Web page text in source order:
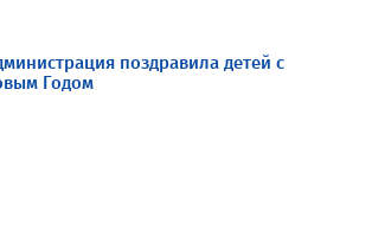
поздравила детей с
Годом